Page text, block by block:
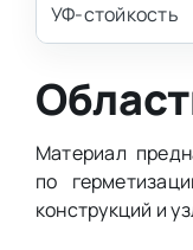
УФ-стойкость
Материал
по
конструкций и